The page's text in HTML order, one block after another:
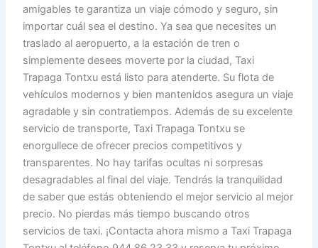
amigables te garantiza un viaje cómodo y seguro, sin
importar cuál sea el destino. Ya sea que necesites un
traslado al aeropuerto, a la estación de tren o
simplemente desees moverte por la ciudad, Taxi
Trapaga Tontxu está listo para atenderte. Su flota de
vehículos modernos y bien mantenidos asegura un viaje
agradable y sin contratiempos. Además de su excelente
servicio de transporte, Taxi Trapaga Tontxu se
enorgullece de ofrecer precios competitivos y
transparentes. No hay tarifas ocultas ni sorpresas
desagradables al final del viaje. Tendrás la tranquilidad
de saber que estás obteniendo el mejor servicio al mejor
precio. No pierdas más tiempo buscando otros
servicios de taxi. ¡Contacta ahora mismo a Taxi Trapaga